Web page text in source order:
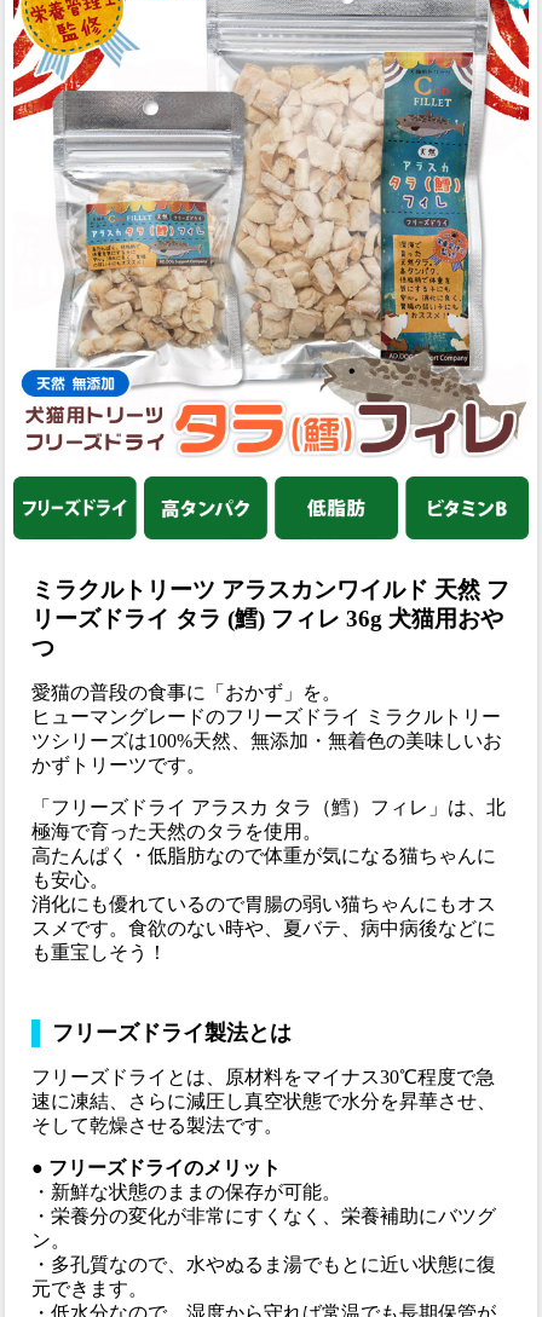
ミラクルトリーツ アラスカンワイルド 天然 フ
リーズドライ タラ (鱈) フィレ 36g 犬猫用おや
つ
愛猫の普段の食事に「おかず」を。
ヒューマングレードのフリーズドライ ミラクルトリー
ツシリーズは100%天然、無添加・無着色の美味しいお
かずトリーツです。
「フリーズドライ アラスカ タラ（鱈）フィレ」は、北
極海で育った天然のタラを使用。
高たんぱく・低脂肪なので体重が気になる猫ちゃんに
も安心。
消化にも優れているので胃腸の弱い猫ちゃんにもオス
スメです。食欲のない時や、夏バテ、病中病後などに
も重宝しそう！
フリーズドライ製法とは
フリーズドライとは、原材料をマイナス30℃程度で急
速に凍結、さらに減圧し真空状態で水分を昇華させ、
そして乾燥させる製法です。
● フリーズドライのメリット
・新鮮な状態のままの保存が可能。
・栄養分の変化が非常にすくなく、栄養補助にバツグ
ン。
・多孔質なので、水やぬるま湯でもとに近い状態に復
元できます。